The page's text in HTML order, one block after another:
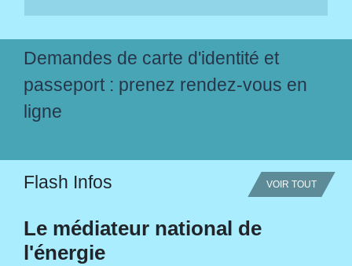
Demandes de carte d'identité et
passeport : prenez rendez-vous en
ligne
Flash Infos VOIR TOUT
Le médiateur national de
l'énergie